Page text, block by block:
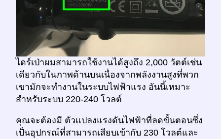
ไดร์เป่าผมสามารถใช้งานได้สูงถึง 2,000 วัตต์เช่น
เดียวกับในภาพด้านบนเนื่องจากพลังงานสูงที่พวก
เขามักจะทำงานในระบบไฟฟ้าแรง อันนี้เหมาะ
สำหรับระบบ 220-240 โวลต์
คุณจะต้องมี ตัวแปลงแรงดันไฟฟ้าที่ลดขั้นตอนซึ่ง
เป็นอุปกรณ์ที่สามารถเสียบเข้ากับ 230 โวลต์และ